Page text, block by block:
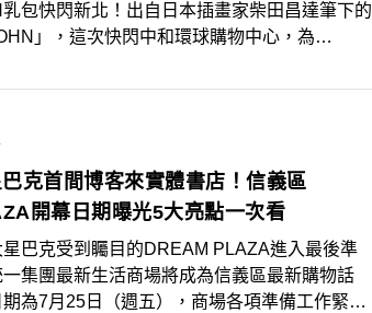
包快閃新北！出自日本插畫家柴田昌達筆下的
」，這次快閃中和環球購物中心，為
，街頭風格與美味甜點一次入手！
克首間博客來實體書店！信義區
開幕日期曝光5大亮點一次看
巴克受到矚目的DREAM PLAZA進入最後準
集團最新生活商場將成為信義區最新購物話
為7月25日（週五），商場各項準備工作緊鑼